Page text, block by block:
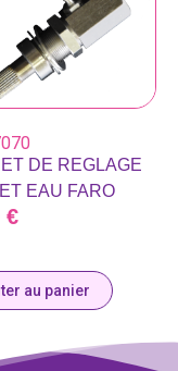
DE REGLAGE
EAU FARO
€
au panier